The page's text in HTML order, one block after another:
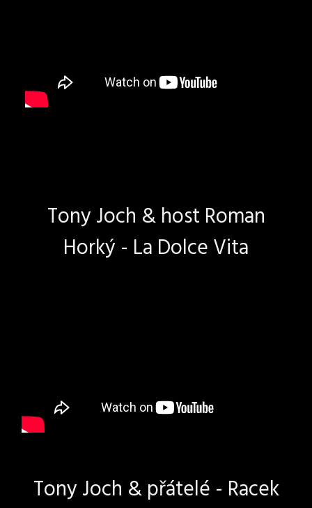
Tony Joch & host Roman
Horký - La Dolce Vita
Tony Joch & přátelé - Racek